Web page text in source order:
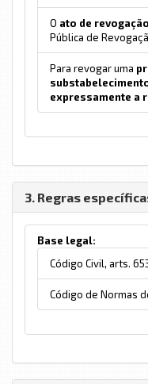
O ato de revogação
Pública de
Para revogar uma
expressamente a
3. Regras
Base legal:
Código Civil, arts.
Código de Normas